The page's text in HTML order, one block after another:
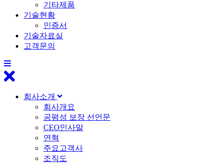
기타제품
기술현황
인증서
기술자료실
고객문의
회사소개
회사개요
공평성 보장 선언문
CEO인사말
연혁
주요고객사
조직도